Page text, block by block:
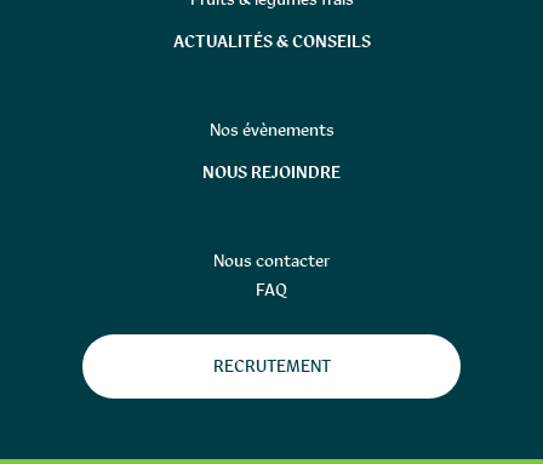
ACTUALITÉS & CONSEILS
Nos évènements
NOUS REJOINDRE
Nous contacter
FAQ
RECRUTEMENT